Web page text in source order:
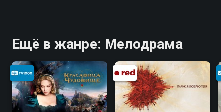
Ещё в жанре: Мелодрама